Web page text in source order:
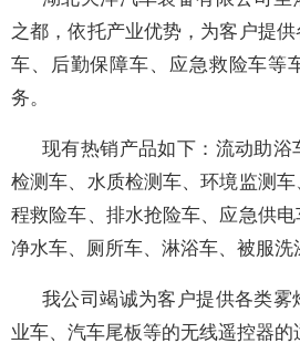
之都，依托产业优势，为客户提
车、后勤保障车、应急救险车等
务。
现有热销产品如下：流动助
检测车、水质检测车、环境监测
程救险车、排水抢险车、应急供电
净水车、厕所车、淋浴车、被服洗
我公司竭诚为客户提供各类
业车、汽车尾板等的无线遥控器的